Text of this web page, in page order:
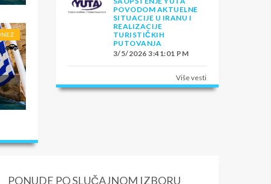
POVODOM AKTUELNE
SITUACIJE U IRANU I
REALIZACIJE
TURISTIČKIH
PUTOVANJA
3/5/2026 3:41:01 PM
Više vesti
PONUDE PO SLUČAJNOM IZBORU